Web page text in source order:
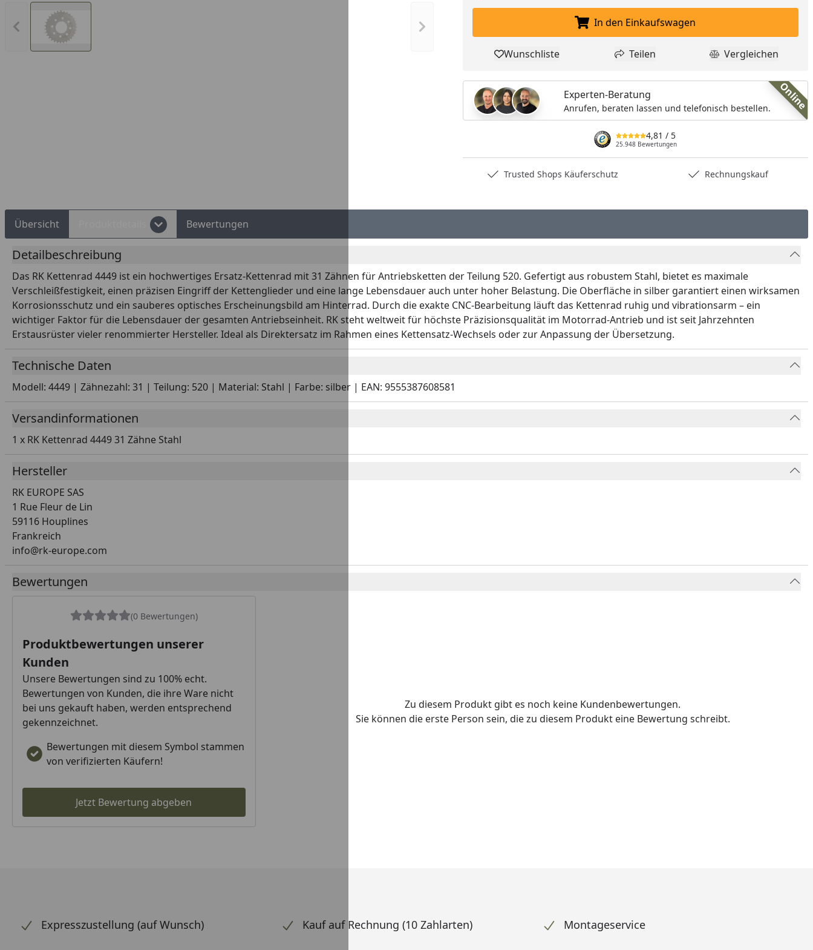
Vorheriges Bild anzeigen Nächstes Bild anzeigen In den Einkaufswagen legen
In den Einkaufswagen
Produkt zur Wunschliste hinzufügen
Wunschliste Teilen
Teilen Produkt
Vergleichen
Online
Experten-Beratung
Anrufen, beraten lassen und telefonisch bestellen.
4,81 / 5
25.948 Bewertungen
Trusted Shops Käuferschutz Rechnungskauf
Übersicht Bewertungen
Detailbeschreibung
Das RK Kettenrad 4449 ist ein hochwertiges Ersatz-Kettenrad mit 31 Zähnen für Antriebsketten der Teilung 520. Gefertigt aus robustem Stahl, bietet es maximale
Verschleißfestigkeit, einen präzisen Eingriff der Kettenglieder und eine lange Lebensdauer auch unter hoher Belastung. Die Oberfläche in silber garantiert einen wirksamen
Korrosionsschutz und ein sauberes optisches Erscheinungsbild am Hinterrad. Durch die exakte CNC-Bearbeitung läuft das Kettenrad ruhig und vibrationsarm – ein
wichtiger Faktor für die Lebensdauer der gesamten Antriebseinheit. RK steht weltweit für höchste Präzisionsqualität im Motorrad-Antrieb und ist seit Jahrzehnten
Erstausrüster vieler renommierter Hersteller. Ideal als Direktersatz im Rahmen eines Kettensatz-Wechsels oder zur Anpassung der Übersetzung.
Technische Daten
Modell: 4449 | Zähnezahl: 31 | Teilung: 520 | Material: Stahl | Farbe: silber | EAN: 9555387608581
Versandinformationen
1 x RK Kettenrad 4449 31 Zähne Stahl
Hersteller
RK EUROPE SAS
1 Rue Fleur de Lin
59116 Houplines
Frankreich
info@rk-europe.com
Bewertungen
(0 Bewertungen)
Produktbewertungen unserer
Kunden
Unsere Bewertungen sind zu 100% echt.
Bewertungen von Kunden, die ihre Ware nicht
bei uns gekauft haben, werden entsprechend
gekennzeichnet.
Bewertungen mit diesem Symbol stammen
von verifizierten Käufern!
Jetzt Bewertung abgeben
Zu diesem Produkt gibt es noch keine Kundenbewertungen.
Sie können die erste Person sein, die zu diesem Produkt eine Bewertung schreibt.
Expresszustellung (auf Wunsch) Kauf auf Rechnung (10 Zahlarten) Montageservice